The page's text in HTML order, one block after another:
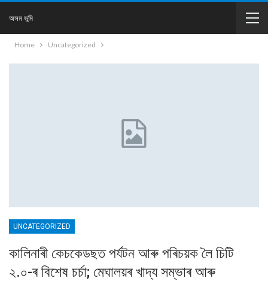
অসম ভূমি
Home Uncategorized
UNCATEGORIZED
কালিনাৰী কেচকেডছত পৰ্যটন আৰু পৰিচয়ক লৈ চিটি
২.০-ৰ বিশেষ চৰ্চা; মেঘালয়ৰ খাদ্য সম্ভাৰ আৰু